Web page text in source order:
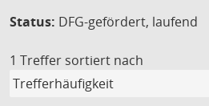
Status: DFG-gefördert, laufend
1 Treffer sortiert nach